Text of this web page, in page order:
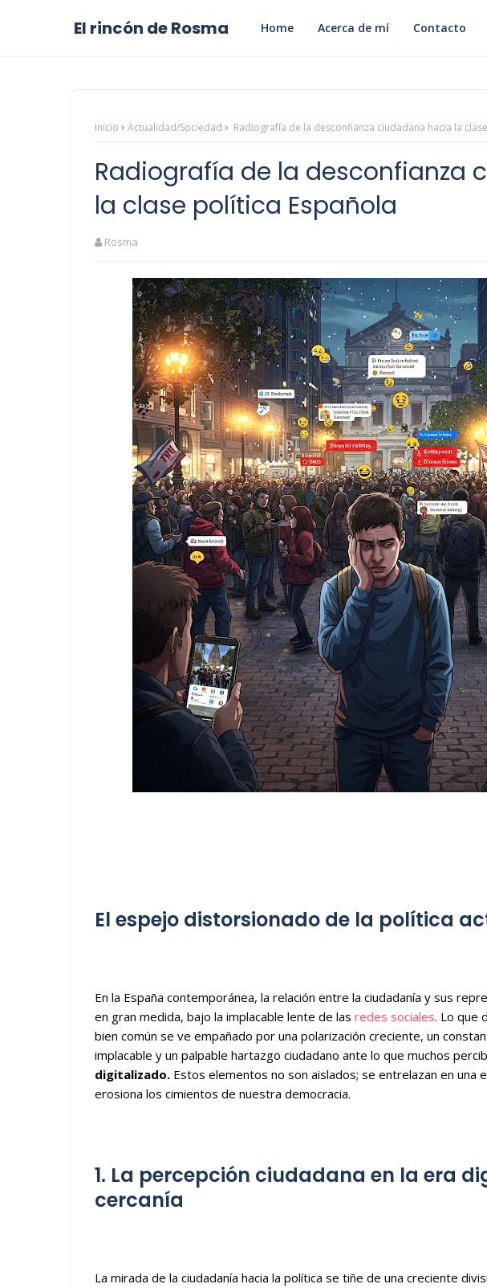
El rincón de Rosma Home Acerca de mí Contacto
Inicio Actualidad/Sociedad Radiografía de la desconfianza ciudadana hacia la
Radiografía de la desconfianza
la clase política Española
Rosma
El espejo distorsionado de la política
En la España contemporánea, la relación entre la ciudadanía y sus
en gran medida, bajo la implacable lente de las redes sociales. Lo que
bien común se ve empañado por una polarización creciente, un
implacable y un palpable hartazgo ciudadano ante lo que muchos
digitalizado. Estos elementos no son aislados; se entrelazan en una
erosiona los cimientos de nuestra democracia.
1. La percepción ciudadana en la era
cercanía
La mirada de la ciudadanía hacia la política se tiñe de una creciente